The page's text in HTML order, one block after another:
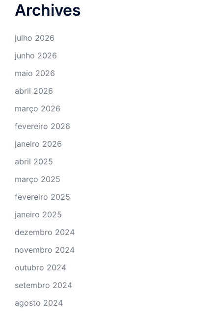
Archives
julho 2026
junho 2026
maio 2026
abril 2026
março 2026
fevereiro 2026
janeiro 2026
abril 2025
março 2025
fevereiro 2025
janeiro 2025
dezembro 2024
novembro 2024
outubro 2024
setembro 2024
agosto 2024